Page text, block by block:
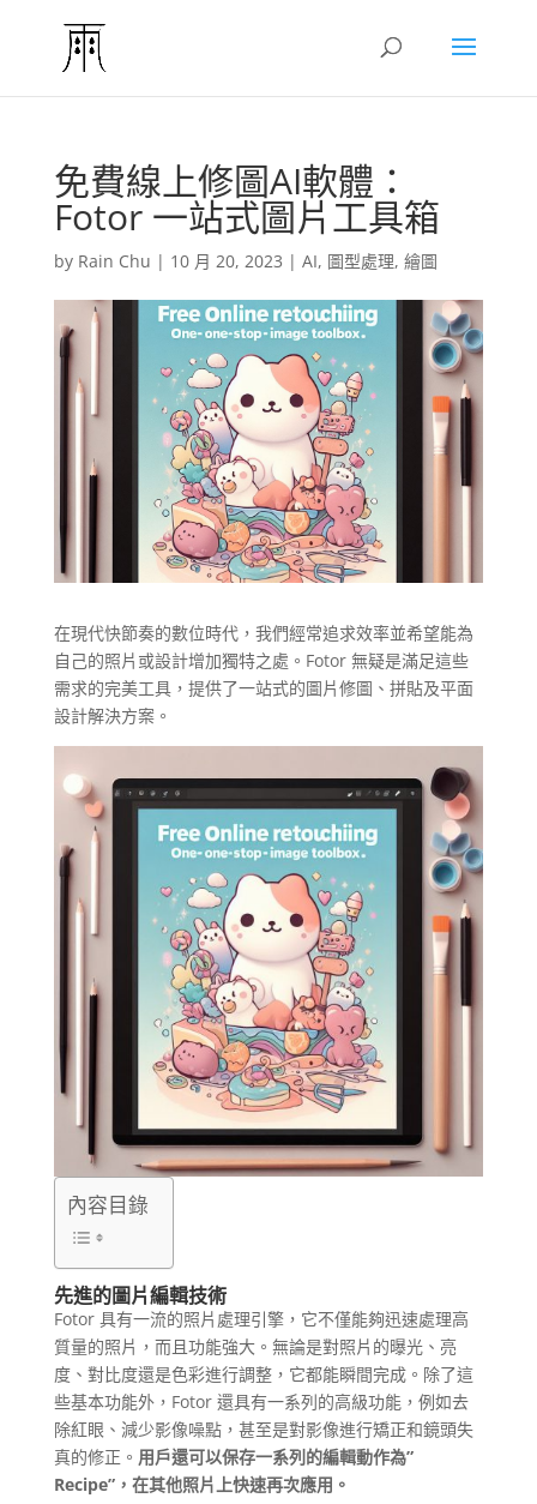
免費線上修圖AI軟體：
Fotor 一站式圖片工具箱
by Rain Chu | 10 月 20, 2023 | AI, 圖型處理, 繪圖
在現代快節奏的數位時代，我們經常追求效率並希望能為
自己的照片或設計增加獨特之處。Fotor 無疑是滿足這些
需求的完美工具，提供了一站式的圖片修圖、拼貼及平面
設計解決方案。
內容目錄
先進的圖片編輯技術
Fotor 具有一流的照片處理引擎，它不僅能夠迅速處理高
質量的照片，而且功能強大。無論是對照片的曝光、亮
度、對比度還是色彩進行調整，它都能瞬間完成。除了這
些基本功能外，Fotor 還具有一系列的高級功能，例如去
除紅眼、減少影像噪點，甚至是對影像進行矯正和鏡頭失
真的修正。 用戶還可以保存一系列的編輯動作為”
Recipe”，在其他照片上快速再次應用。